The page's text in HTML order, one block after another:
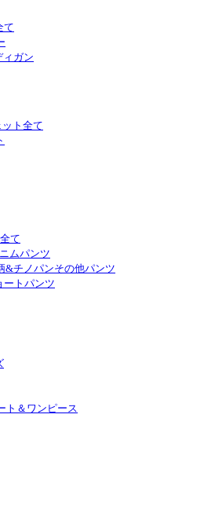
て
ィガン
ット全て
て
ムパンツ
&チノパンその他パンツ
ートパンツ
ト＆ワンピース